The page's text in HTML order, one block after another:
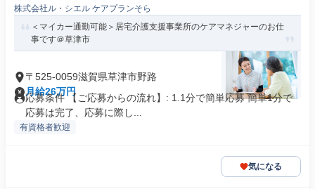
株式会社ル・シエル ケアプランそら
＜マイカー通勤可能＞居宅介護支援事業所のケアマネジャーのお仕
事です＠草津市
〒525-0059滋賀県草津市野路
月給26万円
応募条件 【ご応募からの流れ】: 1.1分で簡単応募 簡単1分で
応募は完了、応募に際し...
有資格者歓迎
気になる